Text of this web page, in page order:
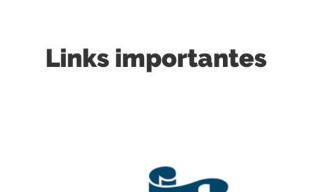
Links importantes